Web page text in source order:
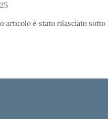
articolo è stato rilasciato